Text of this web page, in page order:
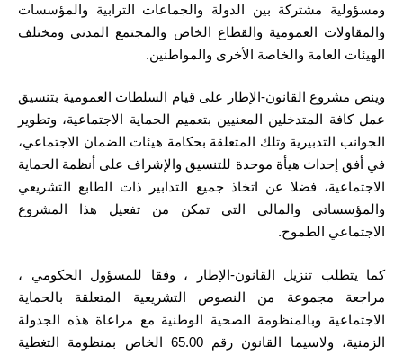
ومسؤولية مشتركة بين الدولة والجماعات الترابية والمؤسسات
والمقاولات العمومية والقطاع الخاص والمجتمع المدني ومختلف
الهيئات العامة والخاصة الأخرى والمواطنين.
وينص مشروع القانون-الإطار على قيام السلطات العمومية بتنسيق
عمل كافة المتدخلين المعنيين بتعميم الحماية الاجتماعية، وتطوير
الجوانب التدبيرية وتلك المتعلقة بحكامة هيئات الضمان الاجتماعي،
في أفق إحداث هيأة موحدة للتنسيق والإشراف على أنظمة الحماية
الاجتماعية، فضلا عن اتخاذ جميع التدابير ذات الطابع التشريعي
والمؤسساتي والمالي التي تمكن من تفعيل هذا المشروع
الاجتماعي الطموح.
كما يتطلب تنزيل القانون-الإطار ، وفقا للمسؤول الحكومي ،
مراجعة مجموعة من النصوص التشريعية المتعلقة بالحماية
الاجتماعية وبالمنظومة الصحية الوطنية مع مراعاة هذه الجدولة
الزمنية، ولاسيما القانون رقم 65.00 الخاص بمنظومة التغطية